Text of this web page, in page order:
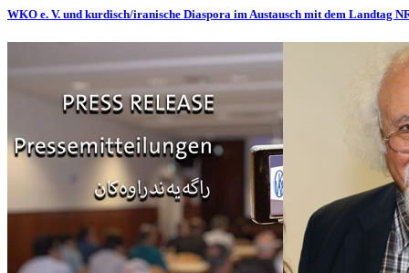
WKO e. V. und kurdisch/iranische Diaspora im Austausch mit dem Landtag